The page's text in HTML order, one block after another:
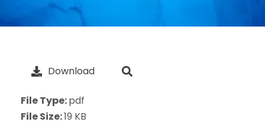
Download
File Type:pdf
File Size:19 KB